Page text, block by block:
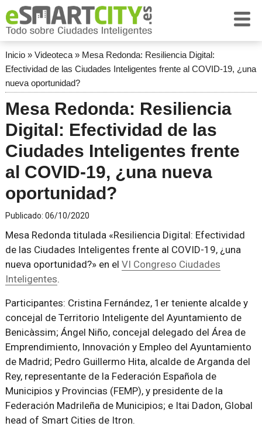
Inicio» Videoteca» Mesa Redonda: Resiliencia Digital:
Efectividad de las Ciudades Inteligentes frente al COVID-19, ¿una
nueva oportunidad?
Mesa Redonda: Resiliencia
Digital: Efectividad de las
Ciudades Inteligentes frente
al COVID-19, ¿una nueva
oportunidad?
Publicado: 06/10/2020
Mesa Redonda titulada «Resiliencia Digital: Efectividad
de las Ciudades Inteligentes frente al COVID-19, ¿una
nueva oportunidad?» en el VI Congreso Ciudades
Inteligentes.
Participantes: Cristina Fernández, 1er teniente alcalde y
concejal de Territorio Inteligente del Ayuntamiento de
Benicàssim; Ángel Niño, concejal delegado del Área de
Emprendimiento, Innovación y Empleo del Ayuntamiento
de Madrid; Pedro Guillermo Hita, alcalde de Arganda del
Rey, representante de la Federación Española de
Municipios y Provincias (FEMP), y presidente de la
Federación Madrileña de Municipios; e Itai Dadon, Global
head of Smart Cities de Itron.